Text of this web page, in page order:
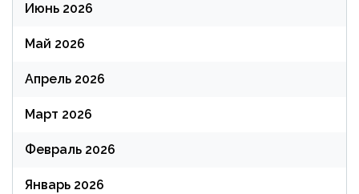
Июнь 2026
Май 2026
Апрель 2026
Март 2026
Февраль 2026
Январь 2026